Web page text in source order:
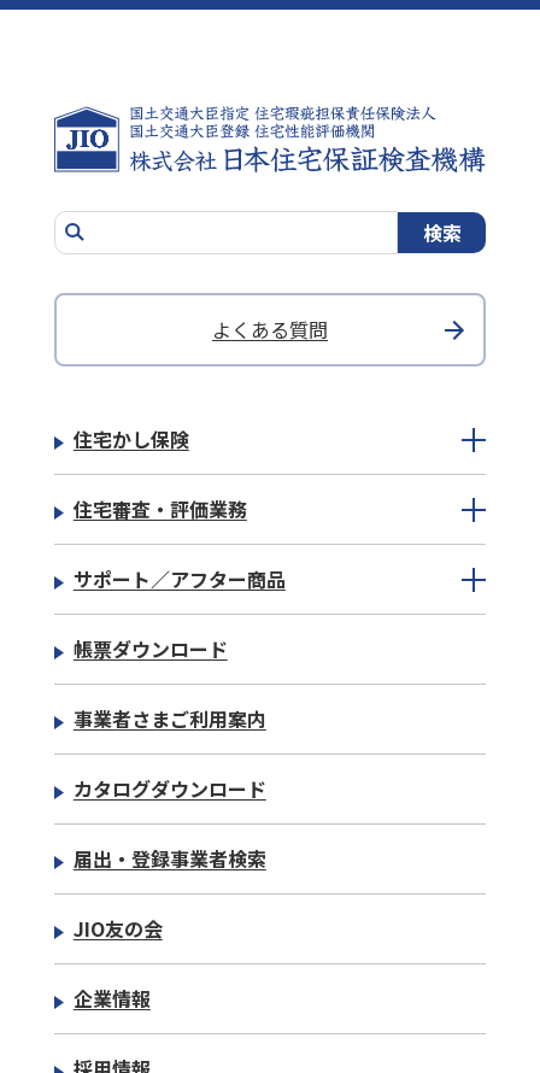
住宅かし保険
住宅審査・評価業務
サポート／アフター商品
帳票ダウンロード
事業者さまご利用案内
カタログダウンロード
届出・登録事業者検索
JIO友の会
企業情報
よくある質問